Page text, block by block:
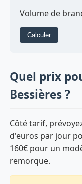
Volume de
Calculer
Quel prix
Bessières ?
Côté tarif,
d'euros par jour
160€ pour un
remorque.